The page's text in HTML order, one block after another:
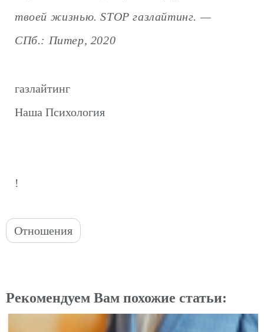
твоей жизнью. STOP газлайтинг. —
СПб.: Питер, 2020
газлайтинг
Наша Психология
!
Отношения
Рекомендуем Вам похожие статьи: